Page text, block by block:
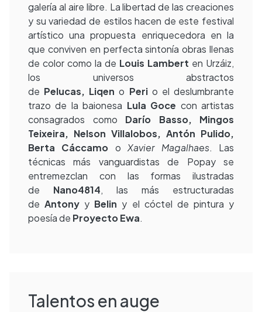
galería al aire libre. La libertad de las creaciones
y su variedad de estilos hacen de este festival
artístico una propuesta enriquecedora en la
que conviven en perfecta sintonía obras llenas
de color como la de Louis Lambert en Urzáiz,
los universos abstractos
de Pelucas, Liqen o Perio el deslumbrante
trazo de la baionesa Lula Goce con artistas
consagrados como Darío Basso, Mingos
Teixeira, Nelson Villalobos, Antón Pulido,
Berta Cáccamo oXavier Magalhaes. Las
técnicas más vanguardistas de Popay se
entremezclan con las formas ilustradas
de Nano4814, las más estructuradas
deAntony y Belin y el cóctel de pintura y
poesía de Proyecto Ewa.
Talentos en auge